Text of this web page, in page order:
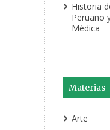
Historia
Peruano
Médica
Materias
Arte